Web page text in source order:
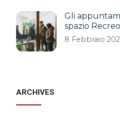
Gli
spazio
8 Febbraio
ARCHIVES